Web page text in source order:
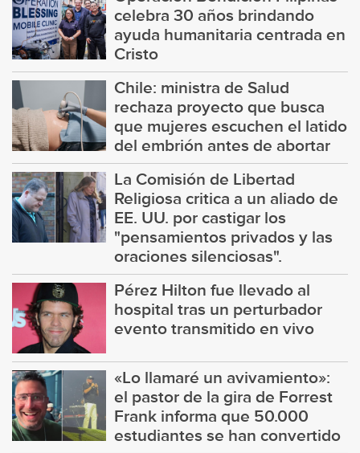
celebra 30 años brindando
ayuda humanitaria centrada en
Cristo
Chile: ministra de Salud
rechaza proyecto que busca
que mujeres escuchen el latido
del embrión antes de abortar
La Comisión de Libertad
Religiosa critica a un aliado de
EE. UU. por castigar los
"pensamientos privados y las
oraciones silenciosas".
Pérez Hilton fue llevado al
hospital tras un perturbador
evento transmitido en vivo
«Lo llamaré un avivamiento»:
el pastor de la gira de Forrest
Frank informa que 50.000
estudiantes se han convertido